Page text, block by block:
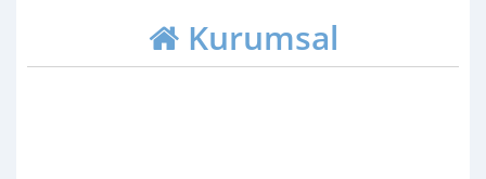
Kurumsal